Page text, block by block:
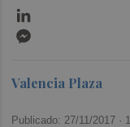
Valencia Plaza
Publicado: 27/11/2017 ·